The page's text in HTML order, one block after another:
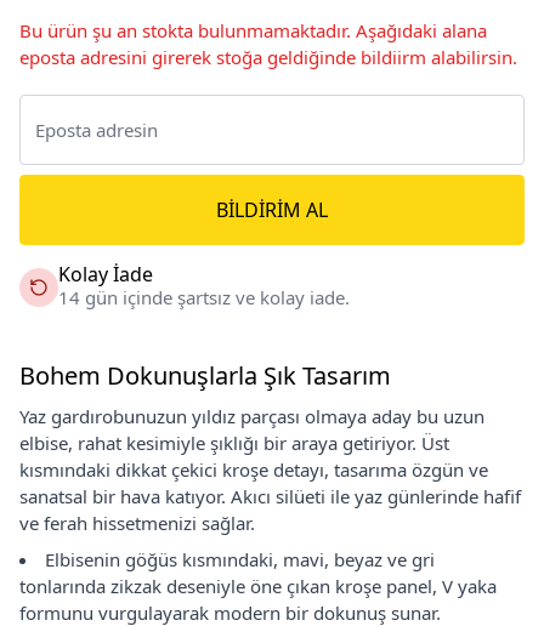
Bu ürün şu an stokta bulunmamaktadır. Aşağıdaki alana
eposta adresini girerek stoğa geldiğinde bildiirm alabilirsin.
BILDIRIM AL
Kolay İade
14 gün içinde şartsız ve kolay iade.
Bohem Dokunuşlarla Şık Tasarım
Yaz gardırobunuzun yıldız parçası olmaya aday bu uzun
elbise, rahat kesimiyle şıklığı bir araya getiriyor. Üst
kısmındaki dikkat çekici kroşe detayı, tasarıma özgün ve
sanatsal bir hava katıyor. Akıcı silüeti ile yaz günlerinde hafif
ve ferah hissetmenizi sağlar.
Elbisenin göğüs kısmındaki, mavi, beyaz ve gri
tonlarında zikzak deseniyle öne çıkan kroşe panel, V yaka
formunu vurgulayarak modern bir dokunuş sunar.